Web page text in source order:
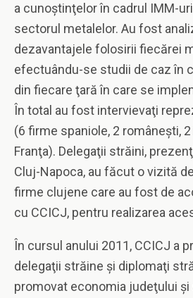
a cunoştinţelor în cadrul IMM-
sectorul metalelor. Au fost
dezavantajele folosirii fiecărei
efectuându-se studii de caz în
din fiecare ţară în care se
În total au fost intervievaţi
(6 firme spaniole, 2 româneşti,
Franţa). Delegaţii străini,
Cluj-Napoca, au făcut o vizită
firme clujene care au fost de
cu CCICJ, pentru realizarea
În cursul anului 2011, CCICJ a
delegaţii străine şi diplomaţi
promovat economia judeţului